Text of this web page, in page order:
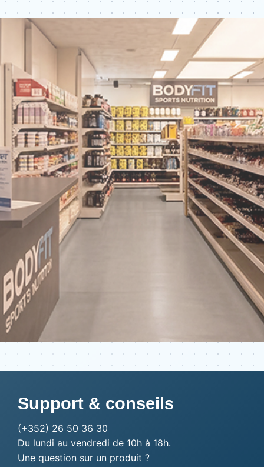
Support & conseils
(+352) 26 50 36 30
Du lundi au vendredi de 10h à 18h.
Une question sur un produit ?